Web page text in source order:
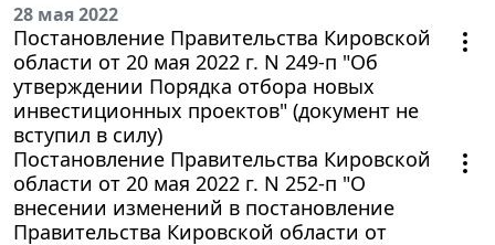
28 мая 2022
Постановление Правительства Кировской
области от 20 мая 2022 г. N 249-п "Об
утверждении Порядка отбора новых
инвестиционных проектов" (документ не
вступил в силу)
Постановление Правительства Кировской
области от 20 мая 2022 г. N 252-п "О
внесении изменений в постановление
Правительства Кировской области от